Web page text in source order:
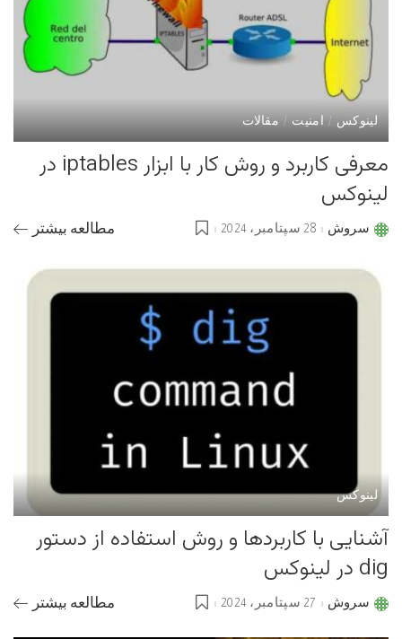
لینوکس امنیت مقالات
معرفی کاربرد و روش کار با ابزار iptables در
لینوکس
Postedسروش 28 سپتامبر، 2024 مطالعه بیشتر
لینوکس
آشنایی با کاربردها و روش استفاده از دستور
dig در لینوکس
Postedسروش 27 سپتامبر، 2024 مطالعه بیشتر